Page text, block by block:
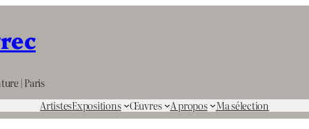
| Paris
ArtistesExpositions Œuvres A propos Ma sélection